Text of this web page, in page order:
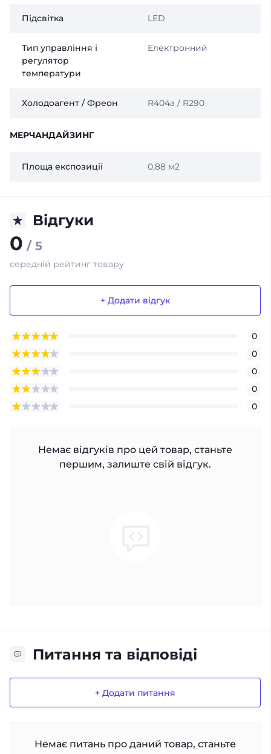
Підсвітка LED
Тип управління і
регулятор
температури
Електронний
Холодоагент / Фреон R404a / R290
МЕРЧАНДАЙЗИНГ
Площа експозиції 0,88 м2
Відгуки
0 / 5
середній рейтинг товару
+ Додати відгук
0
0
0
0
0
Немає відгуків про цей товар, станьте
першим, залиште свій відгук.
Питання та відповіді
+ Додати питання
Немає питань про даний товар, станьте